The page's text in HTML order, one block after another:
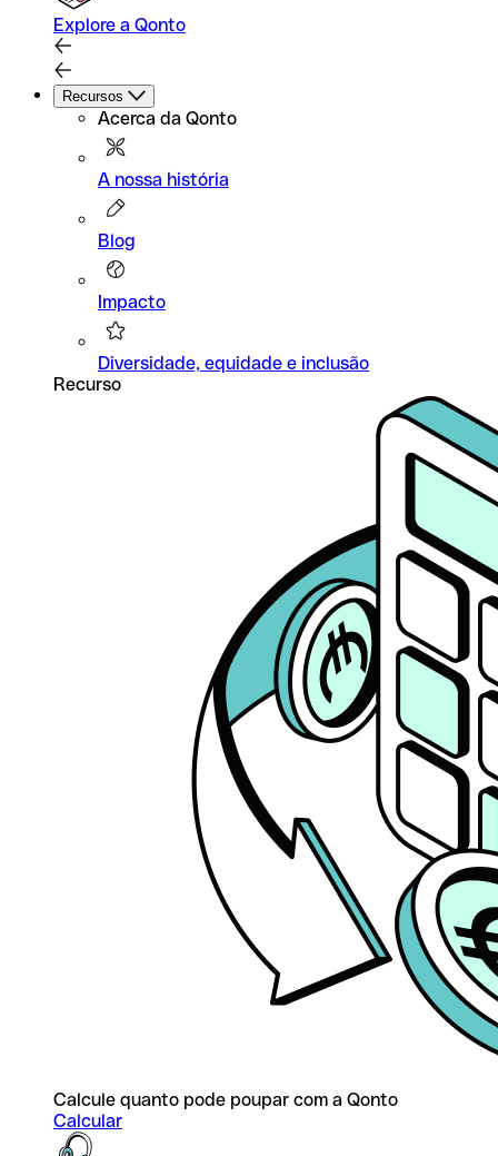
Explore a Qonto
Recursos
Acerca da Qonto
A nossa história
Blog
Impacto
Diversidade, equidade e inclusão
Recurso
Calcule quanto pode poupar com a Qonto
Calcular